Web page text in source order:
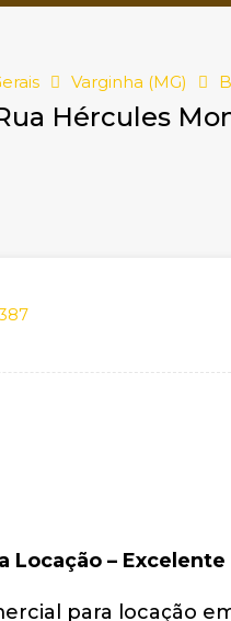
Varginha (MG)
Hércules
Locação –
para locação